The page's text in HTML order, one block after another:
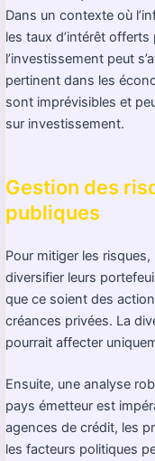
Dans un contexte où
les taux d’intérêt
l’investissement peut
pertinent dans les
sont imprévisibles et
sur investissement.
Gestion des
publiques
Pour mitiger les
diversifier leurs
que ce soient des
créances privées. La
pourrait affecter
Ensuite, une analyse
pays émetteur est
agences de crédit, les
les facteurs politiques